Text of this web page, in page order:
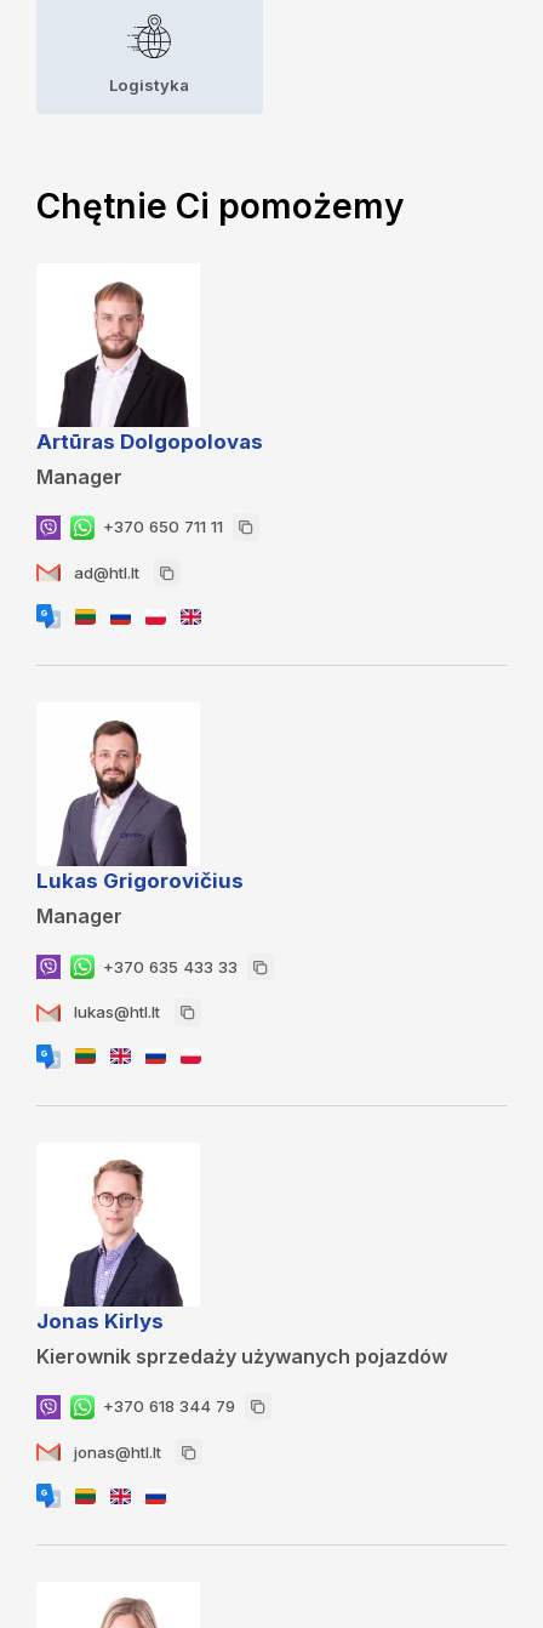
Logistyka
Chętnie Ci pomożemy
Artūras Dolgopolovas
Manager
+370 650 711 11
ad@htl.lt
Lukas Grigorovičius
Manager
+370 635 433 33
lukas@htl.lt
Jonas Kirlys
Kierownik sprzedaży używanych pojazdów
+370 618 344 79
jonas@htl.lt